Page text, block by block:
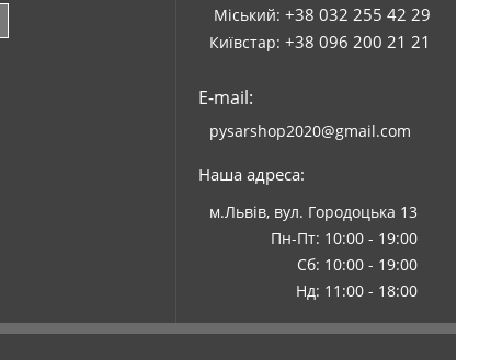
Міський: +38 032 255 42 29
Київстар: +38 096 200 21 21
E-mail:
pysarshop2020@gmail.com
Наша адреса:
м.Львів, вул. Городоцька 13
Пн-Пт: 10:00 - 19:00
Сб: 10:00 - 19:00
Нд: 11:00 - 18:00